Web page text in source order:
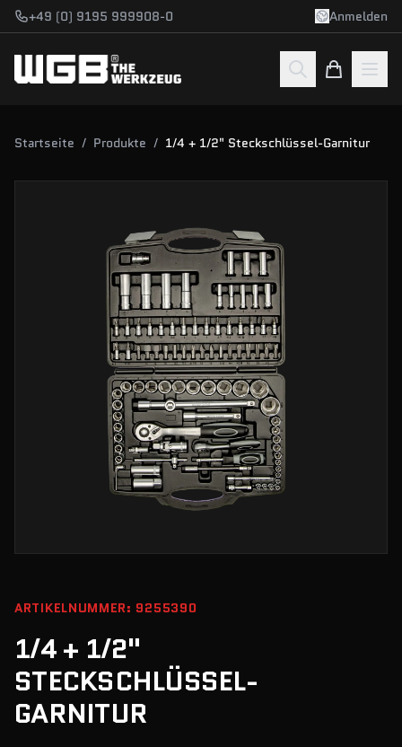
Zum Hauptinhalt springen
+49 (0) 9195 999908-0 Anmelden
Startseite / Produkte / 1/4 + 1/2" Steckschlüssel-Garnitur
ARTIKELNUMMER: 9255390
1/4 + 1/2"
STECKSCHLÜSSEL-
GARNITUR